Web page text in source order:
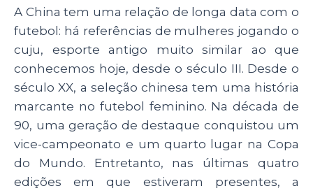
A China tem uma relação de longa data com o
futebol: há referências de mulheres jogando o
cuju, esporte antigo muito similar ao que
conhecemos hoje, desde o século III. Desde o
século XX, a seleção chinesa tem uma história
marcante no futebol feminino. Na década de
90, uma geração de destaque conquistou um
vice-campeonato e um quarto lugar na Copa
do Mundo. Entretanto, nas últimas quatro
edições em que estiveram presentes, a